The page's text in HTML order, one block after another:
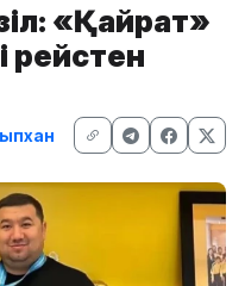
«Қайрат»
рейстен